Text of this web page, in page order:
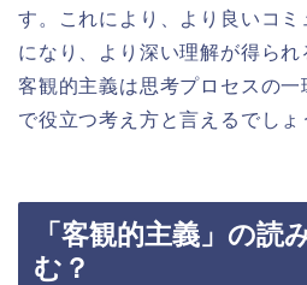
す。これにより、より良いコ
になり、より深い理解が得られ
客観的主義は思考プロセスの
で役立つ考え方と言えるでしょ
「客観的主義」の読
む？